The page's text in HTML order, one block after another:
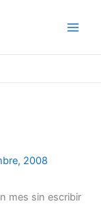
2008
mes sin escribir